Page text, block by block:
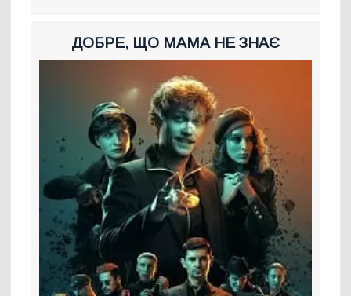
ДОБРЕ, ЩО МАМА НЕ ЗНАЄ